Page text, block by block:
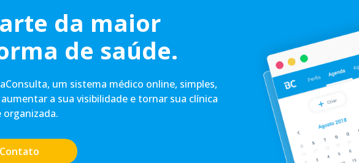
da maior
de saúde.
um sistema médico online, simples,
a sua visibilidade e tornar sua clínica
organizada.